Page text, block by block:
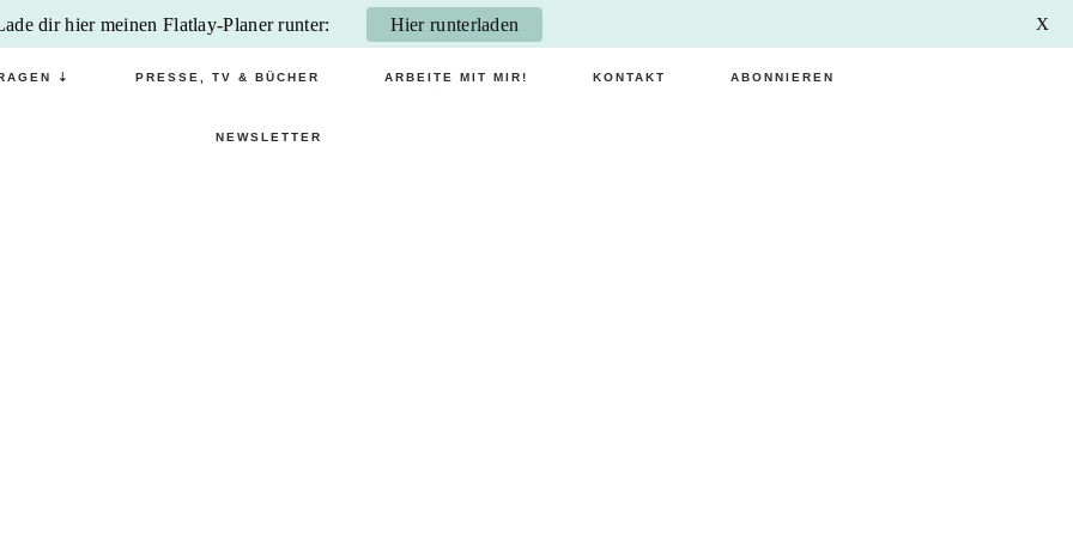
⇣ PRESSE, TV & BÜCHER ARBEITE MIT MIR! KONTAKT ABONNIEREN
NEWSLETTER
dir hier meinen Flatlay-Planer runter: Hier runterladen X